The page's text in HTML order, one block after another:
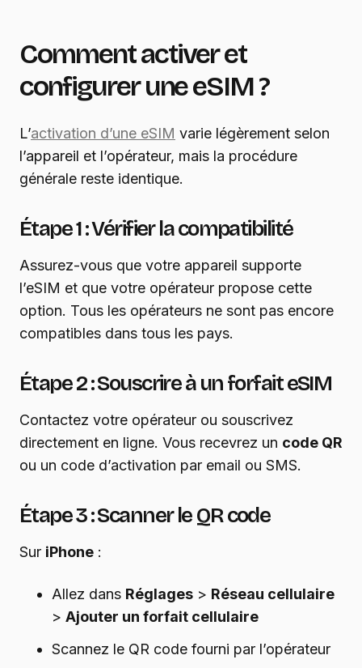
Comment activer et
configurer une eSIM ?
L’activation d’une eSIM varie légèrement selon
l’appareil et l’opérateur, mais la procédure
générale reste identique.
Étape 1 : Vérifier la compatibilité
Assurez-vous que votre appareil supporte
l’eSIM et que votre opérateur propose cette
option. Tous les opérateurs ne sont pas encore
compatibles dans tous les pays.
Étape 2 : Souscrire à un forfait eSIM
Contactez votre opérateur ou souscrivez
directement en ligne. Vous recevrez un code QR
ou un code d’activation par email ou SMS.
Étape 3 : Scanner le QR code
Sur iPhone :
Allez dans Réglages > Réseau cellulaire
> Ajouter un forfait cellulaire
Scannez le QR code fourni par l’opérateur